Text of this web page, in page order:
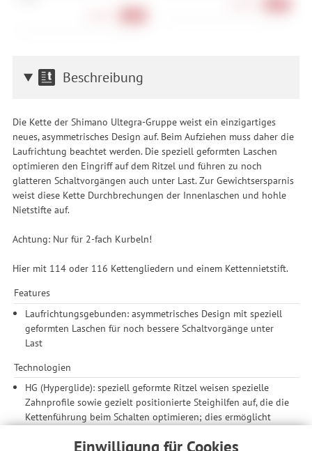
Einwilligung für Cookies
Beschreibung
Die Kette der Shimano Ultegra-Gruppe weist ein einzigartiges
neues, asymmetrisches Design auf. Beim Aufziehen muss daher die
Laufrichtung beachtet werden. Die speziell geformten Laschen
optimieren den Eingriff auf dem Ritzel und führen zu noch
glatteren Schaltvorgängen auch unter Last. Zur Gewichtsersparnis
weist diese Kette Durchbrechungen der Innenlaschen und hohle
Nietstifte auf.
Achtung: Nur für 2-fach Kurbeln!
Hier mit 114 oder 116 Kettengliedern und einem Kettennietstift.
Features
Laufrichtungsgebunden: asymmetrisches Design mit speziell
geformten Laschen für noch bessere Schaltvorgänge unter
Last
Technologien
HG (Hyperglide): speziell geformte Ritzel weisen spezielle
Zahnprofile sowie gezielt positionierte Steighilfen auf, die die
Kettenführung beim Schalten optimieren; dies ermöglicht
HG 10-fach-Kette für Rennrad: Die Laschen sorgen für